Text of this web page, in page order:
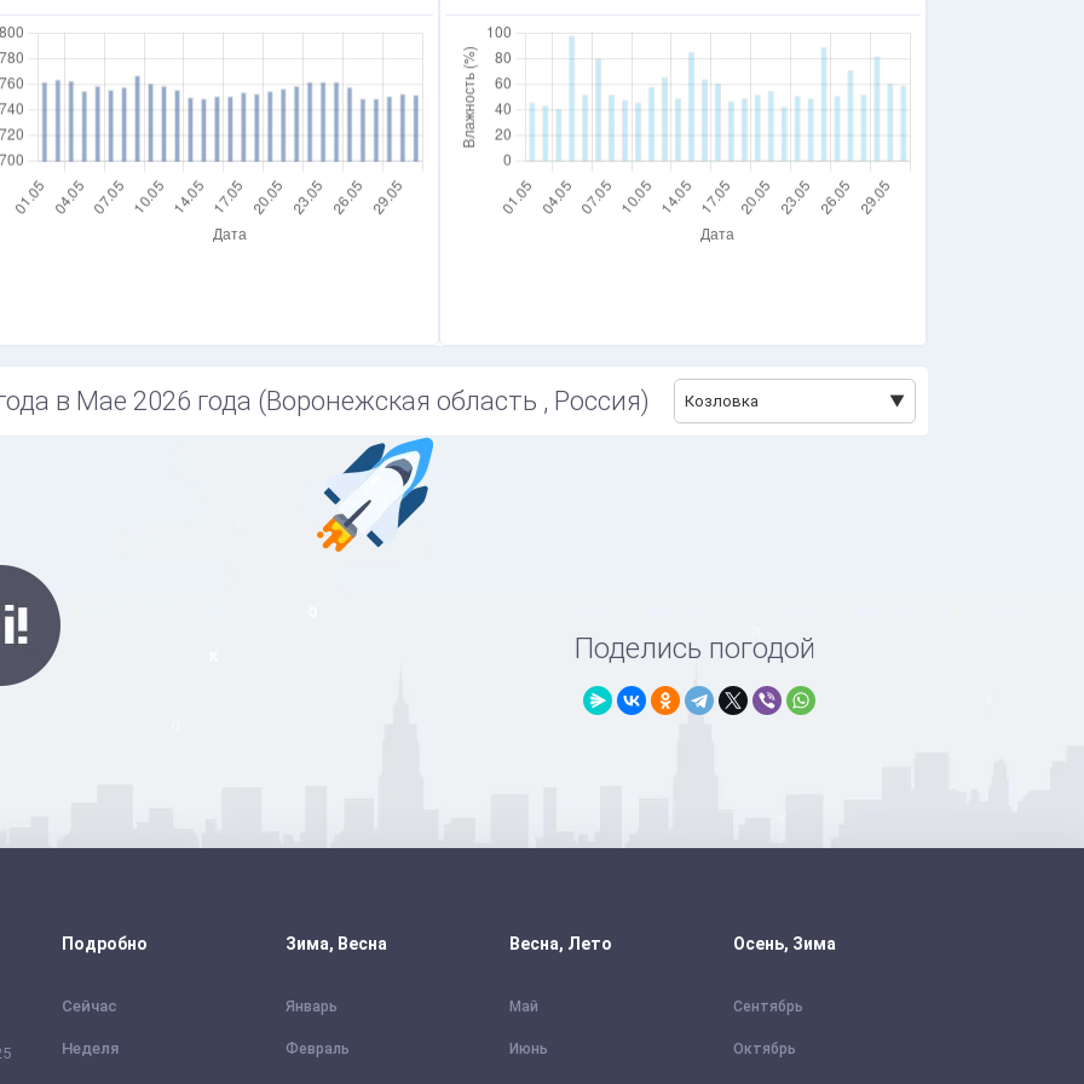
в Мае 2026 года (Воронежская область , Россия) Козловка
Поделись погодой
Подробно
Сейчас
Неделя
Зима, Весна
Январь
Февраль
Весна, Лето
Май
Июнь
Осень, Зима
Сентябрь
Октябрь